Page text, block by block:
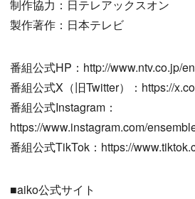
制作協力：日テレアックスオン
製作著作：日本テレビ
番組公式HP：http://www.ntv.co.jp/
番組公式X（旧Twitter）：https://
番組公式Instagram：
https://www.instagram.com/
番組公式TikTok：https://
■aiko公式サイト